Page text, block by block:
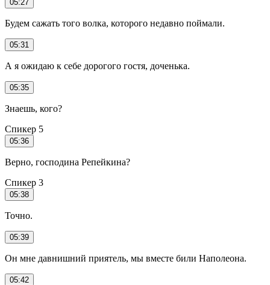
05:27
Будем сажать того волка, которого недавно поймали.
05:31
А я ожидаю к себе дорогого гостя, доченька.
05:35
Знаешь, кого?
Спикер 5
05:36
Верно, господина Репейкина?
Спикер 3
05:38
Точно.
05:39
Он мне давнишний приятель, мы вместе били Наполеона.
05:42